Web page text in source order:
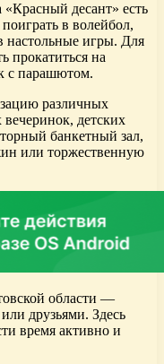
десант» есть
в волейбол,
настольные игры. Для
прокатиться на
с парашютом.
различных
детских
банкетный зал,
или торжественную
области —
друзьями. Здесь
время активно и